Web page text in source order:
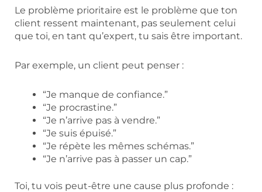
Le problème prioritaire est le problème que ton
client ressent maintenant, pas seulement celui
que toi, en tant qu’expert, tu sais être important.
Par exemple, un client peut penser :
“Je manque de confiance.”
“Je procrastine.”
“Je n’arrive pas à vendre.”
“Je suis épuisé.”
“Je répète les mêmes schémas.”
“Je n’arrive pas à passer un cap.”
Toi, tu vois peut-être une cause plus profonde :